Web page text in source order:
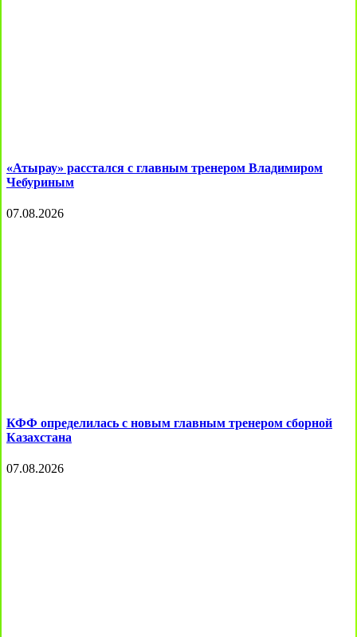
«Атырау» расстался с главным тренером Владимиром
Чебуриным
07.08.2026
КФФ определилась с новым главным тренером сборной
Казахстана
07.08.2026